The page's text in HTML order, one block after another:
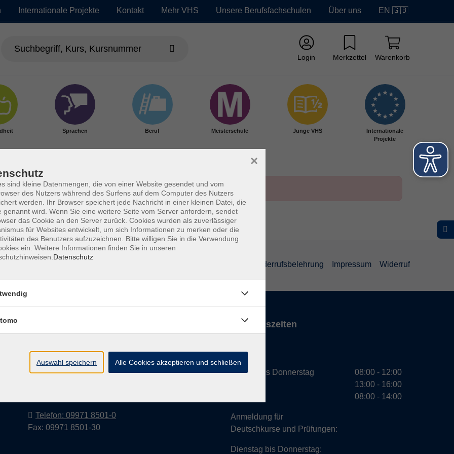
Internationale Projekte Kontakt Mehr VHS Unsere Berufsfachschulen Über uns EN 🇬🇧
Login Merkzettel Warenkorb
Sprachen Beruf Meisterschule Junge VHS
Internationale
Projekte
Widerrufsbelehrung Impressum Widerruf
e.V.
Pfarrer-Seidl-Str. 1
93413 Cham
Telefon: 09971 8501-0
Fax: 09971 8501-30
Öffnungszeiten
VHS
Montag bis Donnerstag
Anmeldung für
Deutschkurse und Prüfungen:
Dienstag bis Donnerstag:
08:00 - 12:00
13:00 - 16:00
08:00 - 14:00
sind kleine Datenmengen, die von einer Website gesendet und vom
des Nutzers während des Surfens auf dem Computer des Nutzers
werden. Ihr Browser speichert jede Nachricht in einer kleinen Datei, die
genannt wird. Wenn Sie eine weitere Seite vom Server anfordern, sendet
das Cookie an den Server zurück. Cookies wurden als zuverlässiger
für Websites entwickelt, um sich Informationen zu merken oder die
des Benutzers aufzuzeichnen. Bitte willigen Sie in die Verwendung
ein. Weitere Informationen finden Sie in unseren
Datenschutz
×
Auswahl speichern Alle Cookies akzeptieren und schließen